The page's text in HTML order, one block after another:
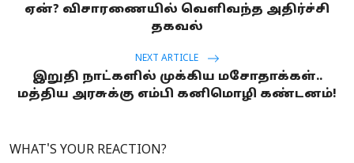
ஏன்? விசாரணையில் வெளிவந்த அதிர்ச்சி
தகவல்
NEXT ARTICLE
இறுதி நாட்களில் முக்கிய மசோதாக்கள்..
மத்திய அரசுக்கு எம்பி கனிமொழி கண்டனம்!
WHAT'S YOUR REACTION?